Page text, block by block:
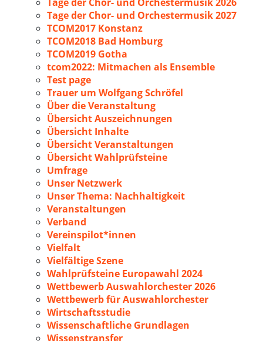
Tage der Chor- und Orchestermusik 2027
TCOM2017 Konstanz
TCOM2018 Bad Homburg
TCOM2019 Gotha
tcom2022: Mitmachen als Ensemble
Test page
Trauer um Wolfgang Schröfel
Über die Veranstaltung
Übersicht Auszeichnungen
Übersicht Inhalte
Übersicht Veranstaltungen
Übersicht Wahlprüfsteine
Umfrage
Unser Netzwerk
Unser Thema: Nachhaltigkeit
Veranstaltungen
Verband
Vereinspilot*innen
Vielfalt
Vielfältige Szene
Wahlprüfsteine Europawahl 2024
Wettbewerb Auswahlorchester 2026
Wettbewerb für Auswahlorchester
Wirtschaftsstudie
Wissenschaftliche Grundlagen
Wissenstransfer